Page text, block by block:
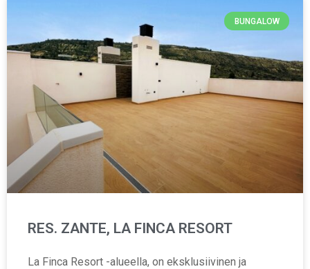
BUNGALOW
RES. ZANTE, LA FINCA RESORT
La Finca Resort -alueella, on eksklusiivinen ja